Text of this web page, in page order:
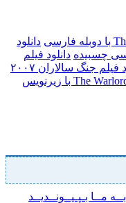
دانلود
دانلود فیلم
دانلود فیلم جنگ سالاران ۲۰۰۷
فیلم The Warlords 2007 با زیرنویس
بــه مــا بـپـیــونــدیــد